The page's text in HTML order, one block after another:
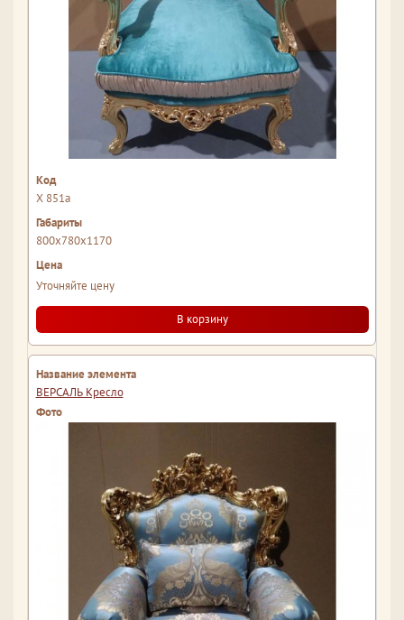
Х 851а
800x780x1170
Уточняйте цену
В корзину
ВЕРСАЛЬ Кресло